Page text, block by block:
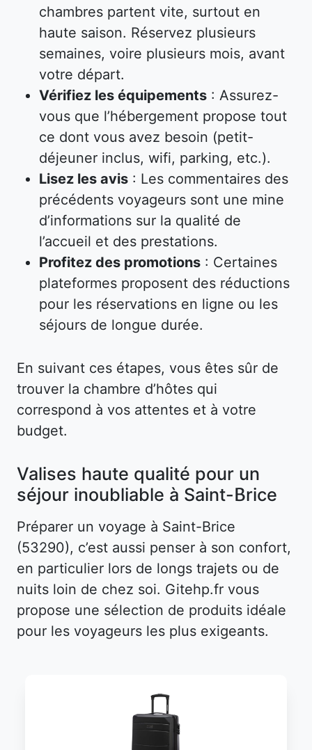
chambres partent vite, surtout en
haute saison. Réservez plusieurs
semaines, voire plusieurs mois, avant
votre départ.
Vérifiez les équipements : Assurez-
vous que l’hébergement propose tout
ce dont vous avez besoin (petit-
déjeuner inclus, wifi, parking, etc.).
Lisez les avis : Les commentaires des
précédents voyageurs sont une mine
d’informations sur la qualité de
l’accueil et des prestations.
Profitez des promotions : Certaines
plateformes proposent des réductions
pour les réservations en ligne ou les
séjours de longue durée.
En suivant ces étapes, vous êtes sûr de
trouver la chambre d’hôtes qui
correspond à vos attentes et à votre
budget.
Valises haute qualité pour un
séjour inoubliable à Saint-Brice
Préparer un voyage à Saint-Brice
(53290), c’est aussi penser à son confort,
en particulier lors de longs trajets ou de
nuits loin de chez soi. Gitehp.fr vous
propose une sélection de produits idéale
pour les voyageurs les plus exigeants.